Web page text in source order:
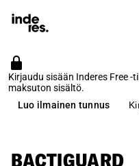
Kirjaudu sisään Inderes Free -
maksuton sisältö.
Luo ilmainen tunnus
BACTIGUARD